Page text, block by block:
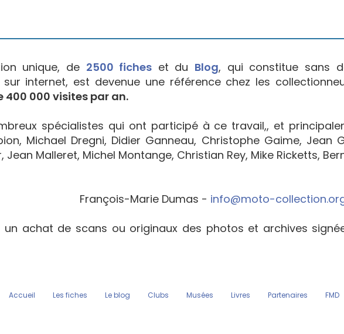
unique, de 2500 fiches et du Blog, qui constitue sans
sur internet, est devenue une référence chez les
400 000 visites par an.
spécialistes qui ont participé à ce travail,, et
Michael Dregni, Didier Ganneau, Christophe Gaime, Jean
Jean Malleret, Michel Montange, Christian Rey, Mike Ricketts,
François-Marie Dumas - info@moto-
achat de scans ou originaux des photos et archives
Accueil Les fiches Le blog Clubs Musées Livres Partenaires FMD